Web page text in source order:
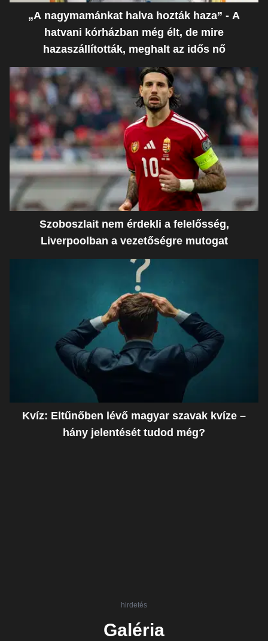
„A nagymamánkat halva hozták haza” - A
hatvani kórházban még élt, de mire
hazaszállították, meghalt az idős nő
Szoboszlait nem érdekli a felelősség,
Liverpoolban a vezetőségre mutogat
Kvíz: Eltűnőben lévő magyar szavak kvíze –
hány jelentését tudod még?
hirdetés
Galéria